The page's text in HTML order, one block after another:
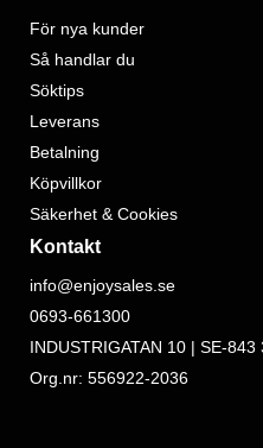
För nya kunder
Så handlar du
Söktips
Leverans
Betalning
Köpvillkor
Säkerhet & Cookies
Kontakt
info@enjoysales.se
0693-661300
INDUSTRIGATAN 10 | SE-843
Org.nr: 556922-2036